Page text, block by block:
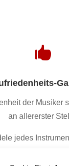

der Musiker
an allererster
jedes